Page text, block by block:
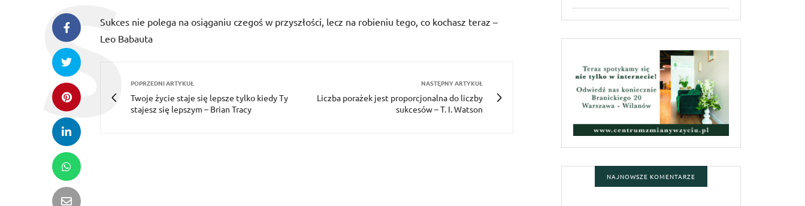
Sukces nie polega na osiąganiu czegoś w przyszłości, lecz na robieniu tego, co kochasz teraz –
Leo Babauta
POPRZEDNI ARTYKUŁ
Twoje życie staje się lepsze tylko kiedy Ty
stajesz się lepszym – Brian Tracy
NASTĘPNY ARTYKUŁ
Liczba porażek jest proporcjonalna do liczby
sukcesów – T. I. Watson
NAJNOWSZE KOMENTARZE